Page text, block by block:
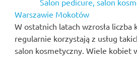
Salon pedicure, salon
Warszawie Mokotów
W ostatnich latach wzrosła liczba
regularnie korzystają z usług
salon kosmetyczny. Wiele kobiet